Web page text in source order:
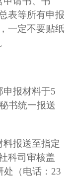
表等所有申报
一定不要贴纸
申报材料于5
书统一报送
料报送至指定
科司审核盖
处（电话：23